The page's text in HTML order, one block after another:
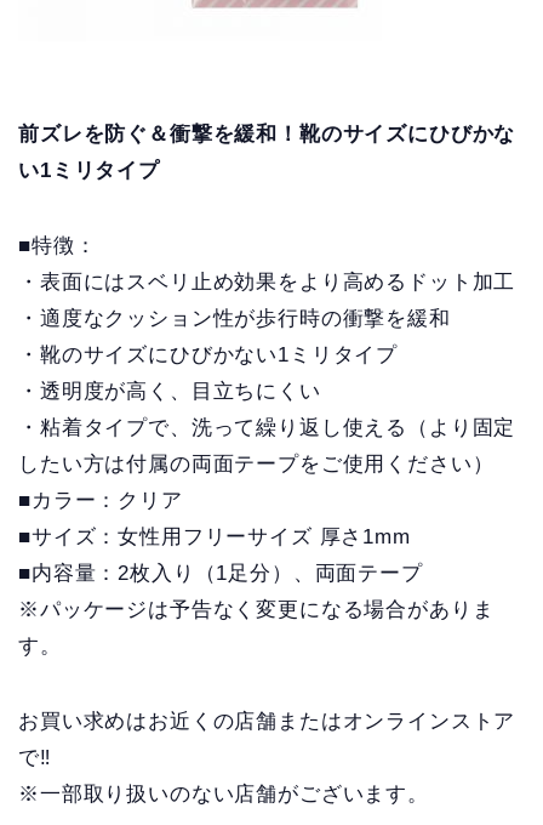
前ズレを防ぐ＆衝撃を緩和！靴のサイズにひびかな
い1ミリタイプ
■特徴：
・表面にはスベリ止め効果をより高めるドット加工
・適度なクッション性が歩行時の衝撃を緩和
・靴のサイズにひびかない1ミリタイプ
・透明度が高く、目立ちにくい
・粘着タイプで、洗って繰り返し使える（より固定
したい方は付属の両面テープをご使用ください）
■カラー：クリア
■サイズ：女性用フリーサイズ 厚さ1mm
■内容量：2枚入り（1足分）、両面テープ
※パッケージは予告なく変更になる場合がありま
す。
お買い求めはお近くの店舗またはオンラインストア
で‼
※一部取り扱いのない店舗がございます。